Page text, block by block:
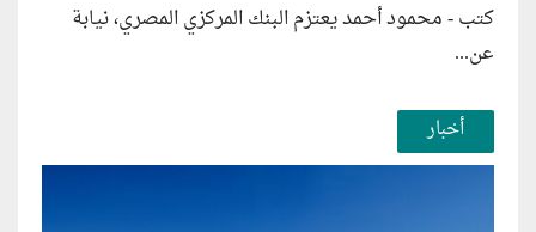
كتب - محمود أحمد يعتزم البنك المركزي المصري، نيابة
عن...
أخبار